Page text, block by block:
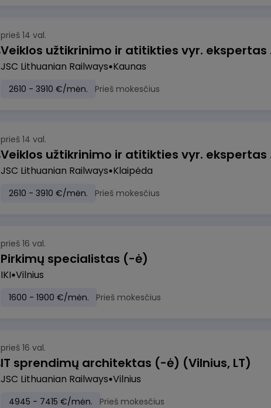
prieš 14 val.
JSC Lithuanian Railways Kaunas
2610 - 3910 €/mėn. Prieš mokesčius
prieš 14 val.
JSC Lithuanian Railways Klaipėda
2610 - 3910 €/mėn. Prieš mokesčius
prieš 16 val.
Pirkimų specialistas (-ė)
IKI Vilnius
1600 - 1900 €/mėn. Prieš mokesčius
prieš 16 val.
IT sprendimų architektas (-ė) (Vilnius, LT)
JSC Lithuanian Railways Vilnius
4945 - 7415 €/mėn. Prieš mokesčius